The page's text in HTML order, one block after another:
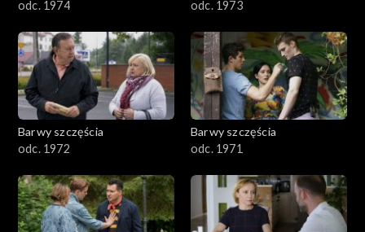
odc. 1974 odc. 1973
Barwy szczęścia
odc. 1972
Barwy szczęścia
odc. 1971